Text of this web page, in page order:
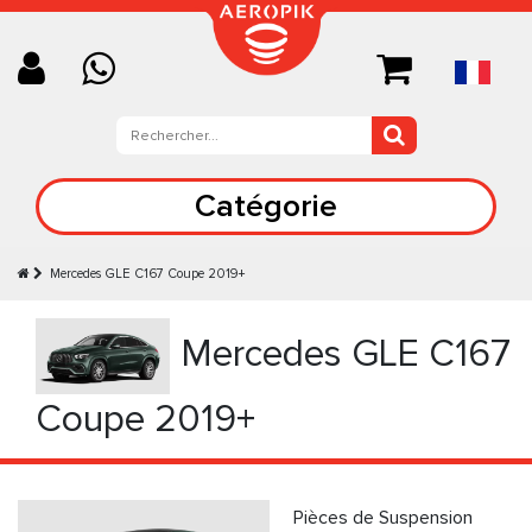
Catégorie
Mercedes GLE C167 Coupe 2019+
Mercedes GLE C167
Coupe 2019+
Pièces de Suspension